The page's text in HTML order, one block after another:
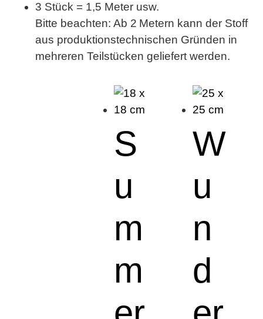
3 Stück = 1,5 Meter usw.
Bitte beachten: Ab 2 Metern kann der Stoff
aus produktionstechnischen Gründen in
mehreren Teilstücken geliefert werden.
S
u
m
m
W
u
n
d